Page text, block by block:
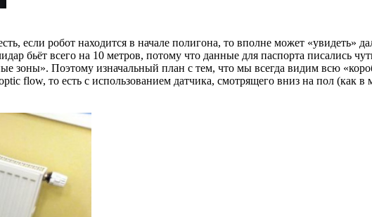
если робот находится в начале полигона, то вполне может «увидеть»
бьёт всего на 10 метров, потому что данные для паспорта писались
зоны». Поэтому изначальный план с тем, что мы всегда видим всю
flow, то есть с использованием датчика, смотрящего вниз на пол (как